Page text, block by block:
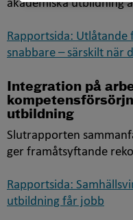
akademiska utbildning
Rapportsida: Utlåtande
snabbare – särskilt när
Integration på
utbildning
Slutrapporten
ger framåtsyftande
Rapportsida:
utbildning får jobb